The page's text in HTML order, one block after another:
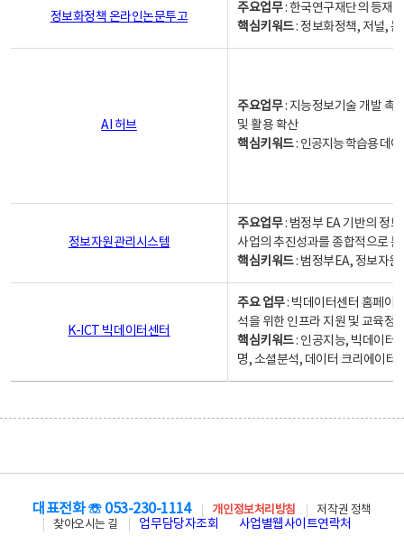
정보화정책 온라인논문투고
주요업무: 한국연구재단의 등재
핵심키워드: 정보화정책, 저널,
AI 허브
주요업무: 지능정보기술 개발 촉
및 활용 확산
핵심키워드: 인공지능 학습용 데
정보자원관리시스템
주요업무: 범정부 EA 기반의 정
사업의 추진성과를 종합적으로
핵심키워드: 범정부EA, 정보자
K-ICT 빅데이터센터
주요 업무: 빅데이터센터 홈페이
석을 위한 인프라 지원 및 교육정
핵심키워드: 인공지능, 빅데이터,
명, 소셜분석, 데이터 크리에이터
대표전화 ☏ 053-230-1114 개인정보처리방침
저작권 정책
찾아오시는 길
업무담당자조회 사업별웹사이트연락처